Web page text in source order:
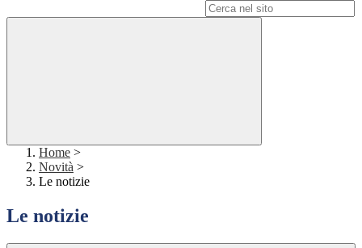
Home >
Novità >
Le notizie
Le notizie